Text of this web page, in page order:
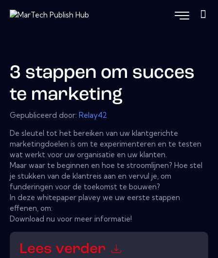
3 stappen om succes
te marketing
Gepubliceerd door: Relay42
De sleutel tot het bereiken van uw klantgerichte
marketingdoelen is om te experimenteren en te testen
wat werkt voor uw organisatie en uw klanten.
Maar waar te beginnen en hoe te stroomlijnen? Hoe stel
je stukken van de klantreis aan en vervul je, om
funderingen voor de toekomst te bouwen?
In deze whitepaper plavey we uw eerste stappen
effenen, om:
Download nu voor meer informatie!
Lees verder